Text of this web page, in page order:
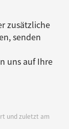
zusätzliche
senden
uns auf Ihre
und zuletzt am